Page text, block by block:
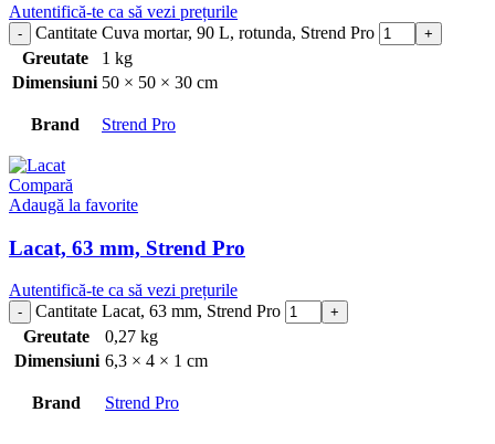
Autentifică-te ca să vezi prețurile
Cantitate Cuva mortar, 90 L, rotunda, Strend Pro
Greutate
1 kg
Dimensiuni 50 × 50 × 30 cm
Brand Strend Pro
Compară
Adaugă la favorite
Lacat, 63 mm, Strend Pro
Autentifică-te ca să vezi prețurile
Cantitate Lacat, 63 mm, Strend Pro
Greutate
0,27 kg
Dimensiuni 6,3 × 4 × 1 cm
Brand Strend Pro